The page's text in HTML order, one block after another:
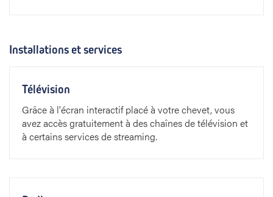
Installations et services
Télévision
Grâce à l'écran interactif placé à votre chevet, vous
avez accès gratuitement à des chaînes de télévision et
à certains services de streaming.